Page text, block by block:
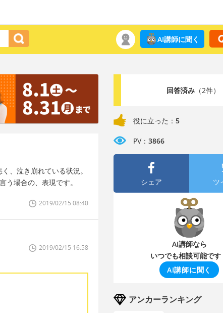
AI講師に聞く
、泣き崩れている状況。
う場合の、表現です。
2019/02/15 08:40
2019/02/15 16:58
回答済み（2件）
役に立った： 5
PV： 3866
シェア ツ
AI講師なら
いつでも相談可能です
AI講師に聞く
アンカーランキング